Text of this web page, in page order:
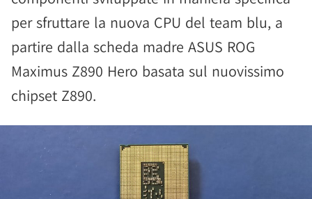
per sfruttare la nuova CPU del team blu, a
partire dalla scheda madre ASUS ROG
Maximus Z890 Hero basata sul nuovissimo
chipset Z890.